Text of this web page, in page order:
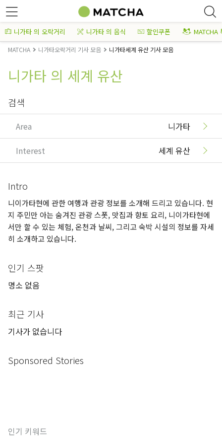
니가타 의 오락거리 니가타 의 음식 할인쿠폰 MATCHA
MATCHA 니가타오락거리 기사 모음 니가타세계 유산 기사 모음
니가타 의 세계 유산
검색
Area 니가타
Interest 세계 유산
Intro
니이가타현에 관한 여행과 관광 정보를 소개해 드리고 있습니다. 현
지 주민만 아는 숨겨진 관광 스폿, 맛집과 향토 요리, 니이가타현에
서만 할 수 있는 체험, 온천과 날씨, 그리고 숙박 시설의 정보를 자세
히 소개하고 있습니다.
인기 스팟
명소 없음
최근 기사
기사가 없습니다
Sponsored Stories
인기 키워드